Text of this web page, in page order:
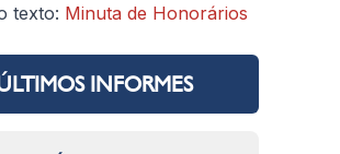
texto: Minuta de Honorários
INFORMES